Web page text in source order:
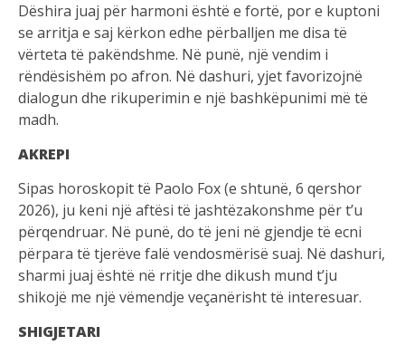
Dëshira juaj për harmoni është e fortë, por e kuptoni
se arritja e saj kërkon edhe përballjen me disa të
vërteta të pakëndshme. Në punë, një vendim i
rëndësishëm po afron. Në dashuri, yjet favorizojnë
dialogun dhe rikuperimin e një bashkëpunimi më të
madh.
AKREPI
Sipas horoskopit të Paolo Fox (e shtunë, 6 qershor
2026), ju keni një aftësi të jashtëzakonshme për t’u
përqendruar. Në punë, do të jeni në gjendje të ecni
përpara të tjerëve falë vendosmërisë suaj. Në dashuri,
sharmi juaj është në rritje dhe dikush mund t’ju
shikojë me një vëmendje veçanërisht të interesuar.
SHIGJETARI